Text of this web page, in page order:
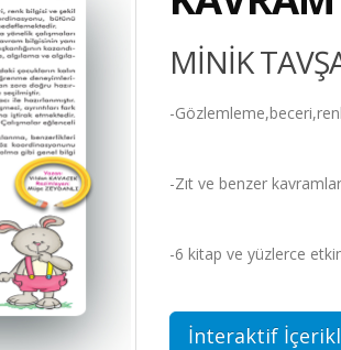
MİNİK
-
-Zıt ve benzer
-6 kitap ve yüzlerce
İnteraktif